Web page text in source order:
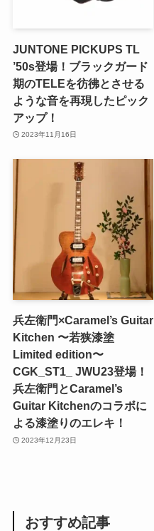
JUNTONE PICKUPS TL
’50s登場！ブラックガード
期のTELEを彷彿とさせる
ような音を再現したピック
アップ！
2023年11月16日
兵左衛門×Caramel’s Guitar
Kitchen 〜若狭漆塗
Limited edition〜
CGK_ST1_ JWU23登場！
兵左衛門とCaramel’s
Guitar Kitchenのコラボに
よる漆塗りのエレキ！
2023年12月23日
おすすめ記事